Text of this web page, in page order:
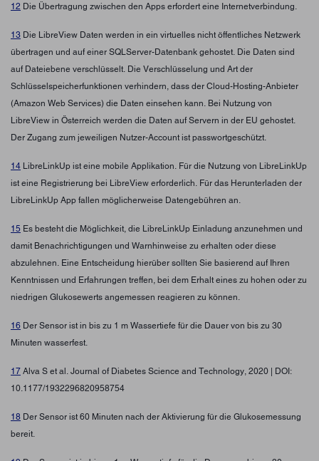
12 Die Übertragung zwischen den Apps erfordert eine Internetverbindung.
13 Die LibreView Daten werden in ein virtuelles nicht öffentliches Netzwerk
übertragen und auf einer SQLServer-Datenbank gehostet. Die Daten sind
auf Dateiebene verschlüsselt. Die Verschlüsselung und Art der
Schlüsselspeicherfunktionen verhindern, dass der Cloud-Hosting-Anbieter
(Amazon Web Services) die Daten einsehen kann. Bei Nutzung von
LibreView in Österreich werden die Daten auf Servern in der EU gehostet.
Der Zugang zum jeweiligen Nutzer-Account ist passwortgeschützt.
14 LibreLinkUp ist eine mobile Applikation. Für die Nutzung von LibreLinkUp
ist eine Registrierung bei LibreView erforderlich. Für das Herunterladen der
LibreLinkUp App fallen möglicherweise Datengebühren an.
15 Es besteht die Möglichkeit, die LibreLinkUp Einladung anzunehmen und
damit Benachrichtigungen und Warnhinweise zu erhalten oder diese
abzulehnen. Eine Entscheidung hierüber sollten Sie basierend auf Ihren
Kenntnissen und Erfahrungen treffen, bei dem Erhalt eines zu hohen oder zu
niedrigen Glukosewerts angemessen reagieren zu können.
16 Der Sensor ist in bis zu 1 m Wassertiefe für die Dauer von bis zu 30
Minuten wasserfest.
17 Alva S et al. Journal of Diabetes Science and Technology, 2020 | DOI:
10.1177/1932296820958754
18 Der Sensor ist 60 Minuten nach der Aktivierung für die Glukosemessung
bereit.